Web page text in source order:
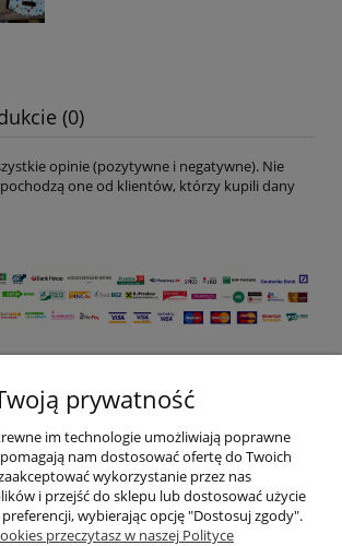
(0)
opinie (pozytywne i negatywne). Nie
one od klientów, którzy kupili dany
Pomoc
Moje konto
Płatności i dostawa
prywatność
im technologie umożliwiają poprawne
nam dostosować ofertę do Twoich
wykorzystanie przez nas
i przejść do sklepu lub dostosować użycie
wybierając opcję "Dostosuj zgody".
przeczytasz w naszej Polityce